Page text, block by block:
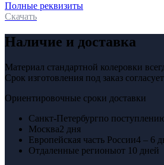
Полные реквизиты
Скачать
Наличие и доставка
Материал стандартной колеровки
Срок изготовления под заказ
Ориентировочные сроки доставки
Санкт-Петербургпо
Москва2 дня
Европейская часть России4 – 6
Отдаленные регионыот 10 дней